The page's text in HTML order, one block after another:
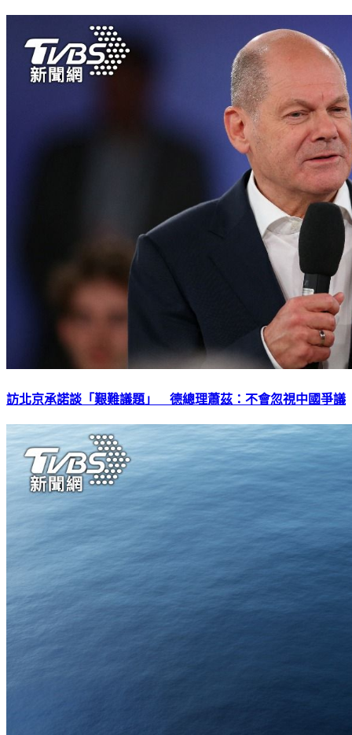
訪北京承諾談「艱難議題」 德總理蕭茲：不會忽視中國爭議